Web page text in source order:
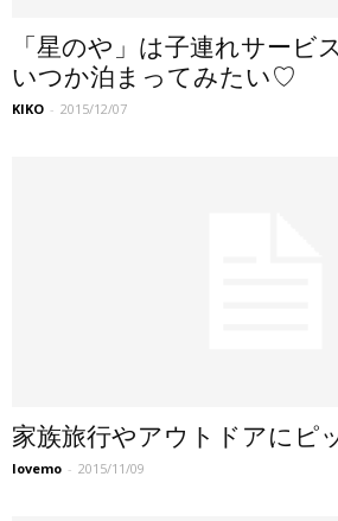
「星のや」は子連れサービ
いつか泊まってみたい♡
KIKO - 2015/12/07
家族旅行やアウトドアにピ
lovemo - 2015/11/09